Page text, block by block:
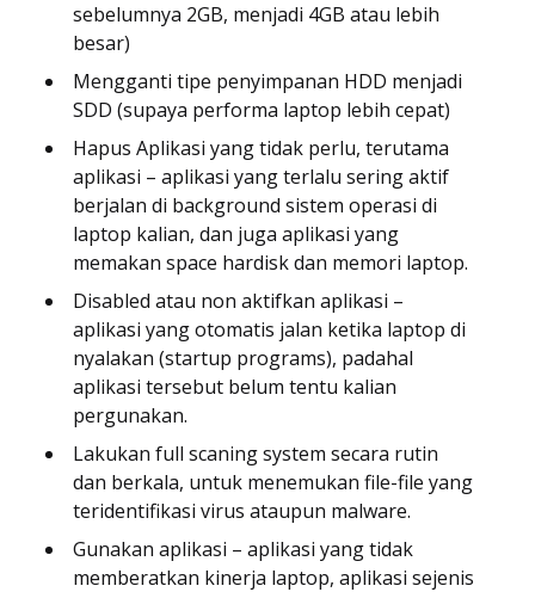
sebelumnya 2GB, menjadi 4GB atau lebih
besar)
Mengganti tipe penyimpanan HDD menjadi
SDD (supaya performa laptop lebih cepat)
Hapus Aplikasi yang tidak perlu, terutama
aplikasi – aplikasi yang terlalu sering aktif
berjalan di background sistem operasi di
laptop kalian, dan juga aplikasi yang
memakan space hardisk dan memori laptop.
Disabled atau non aktifkan aplikasi –
aplikasi yang otomatis jalan ketika laptop di
nyalakan (startup programs), padahal
aplikasi tersebut belum tentu kalian
pergunakan.
Lakukan full scaning system secara rutin
dan berkala, untuk menemukan file-file yang
teridentifikasi virus ataupun malware.
Gunakan aplikasi – aplikasi yang tidak
memberatkan kinerja laptop, aplikasi sejenis